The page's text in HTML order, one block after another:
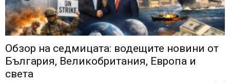
Обзор на седмицата: водещите новини от
България, Великобритания, Европа и
света